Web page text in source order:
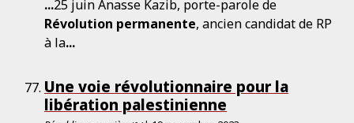
...25 juin Anasse Kazib, porte-parole de
Révolution permanente, ancien candidat de RP
à la...
Une voie révolutionnaire pour la
libération palestinienne